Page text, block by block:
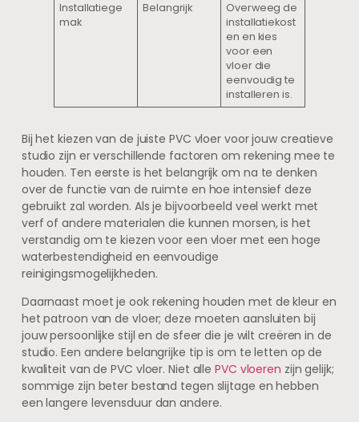
Installatiege
mak
Belangrijk
Overweeg de
installatiekost
en en kies
voor een
vloer die
eenvoudig te
installeren is.
Bij het kiezen van de juiste PVC vloer voor jouw creatieve
studio zijn er verschillende factoren om rekening mee te
houden. Ten eerste is het belangrijk om na te denken
over de functie van de ruimte en hoe intensief deze
gebruikt zal worden. Als je bijvoorbeeld veel werkt met
verf of andere materialen die kunnen morsen, is het
verstandig om te kiezen voor een vloer met een hoge
waterbestendigheid en eenvoudige
reinigingsmogelijkheden.
Daarnaast moet je ook rekening houden met de kleur en
het patroon van de vloer; deze moeten aansluiten bij
jouw persoonlijke stijl en de sfeer die je wilt creëren in de
studio. Een andere belangrijke tip is om te letten op de
kwaliteit van de PVC vloer. Niet allePVC vloeren zijn gelijk;
sommige zijn beter bestand tegen slijtage en hebben
een langere levensduur dan andere.